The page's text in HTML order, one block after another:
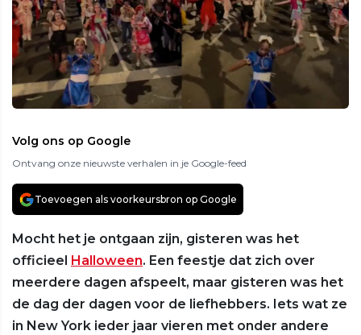
Volg ons op Google
Ontvang onze nieuwste verhalen in je Google-feed
Toevoegen als voorkeursbron op Google
Mocht het je ontgaan zijn, gisteren was het
officieel Halloween. Een feestje dat zich over
meerdere dagen afspeelt, maar gisteren was het
de dag der dagen voor de liefhebbers. Iets wat ze
in New York ieder jaar vieren met onder andere